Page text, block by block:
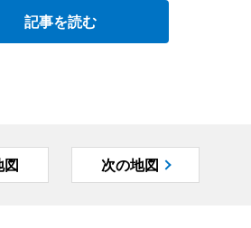
記事を読む
図 次の地図